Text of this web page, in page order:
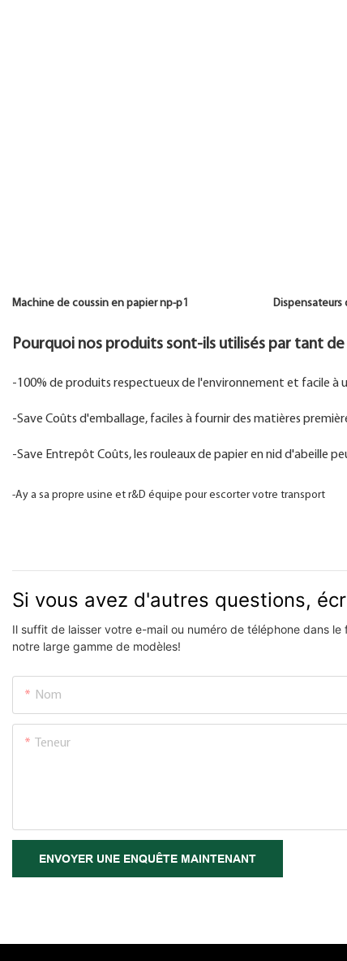
Machine de coussin en papier np-p1
Pourquoi nos produits sont-ils utilisés par tant de
-100% de produits respectueux de l'environnement et facile à
-Save Coûts d'emballage, faciles à fournir des matières
-Save Entrepôt Coûts, les rouleaux de papier en nid d'abeille
-Ay a sa propre usine et r&D équipe pour escorter votre transport
Si vous avez d'autres questions,
Il suffit de laisser votre e-mail ou numéro de téléphone dans
notre large gamme de modèles!
Nom
Teneur
ENVOYER UNE ENQUÊTE MAINTENANT